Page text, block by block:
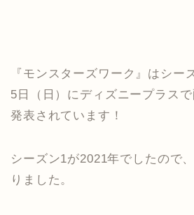
『モンスターズワーク』はシー
5日（日）にディズニープラス
発表されています！
シーズン1が2021年でしたので
りました。